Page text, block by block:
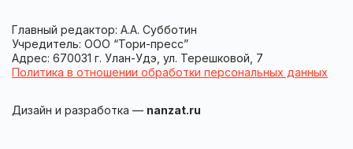
Главный редактор: А.А. Субботин
Учредитель: ООО “Тори-пресс”
Адрес: 670031 г. Улан-Удэ, ул. Терешковой, 7
Политика в отношении обработки персональных данных
Дизайн и разработка — nanzat.ru